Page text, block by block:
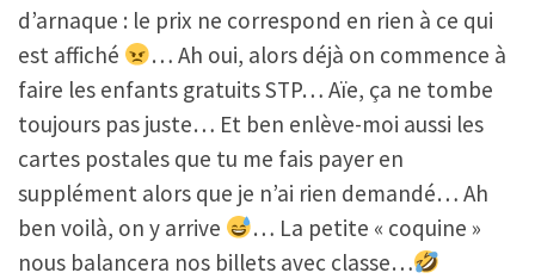
d’arnaque : le prix ne correspond en rien à ce qui
est affiché
… Ah oui, alors déjà on commence à
faire les enfants gratuits STP… Aïe, ça ne tombe
toujours pas juste… Et ben enlève-moi aussi les
cartes postales que tu me fais payer en
supplément alors que je n’ai rien demandé… Ah
ben voilà, on y arrive
… La petite « coquine »
nous balancera nos billets avec classe…